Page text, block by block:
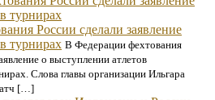
России сделали заявление
турнирах В Федерации фехтования
о выступлении атлетов
Слова главы организации Ильгара
[…]